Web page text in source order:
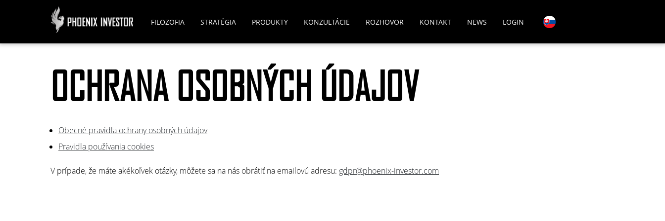
FILOZOFIA STRATÉGIA PRODUKTY KONZULTÁCIE ROZHOVOR KONTAKT NEWS LOGIN
OCHRANA OSOBNÝCH ÚDAJOV
Obecné pravidla ochrany osobných údajov
Pravidla používania cookies
V prípade, že máte akékoľvek otázky, môžete sa na nás obrátiť na emailovú adresu: gdpr@phoenix-investor.com